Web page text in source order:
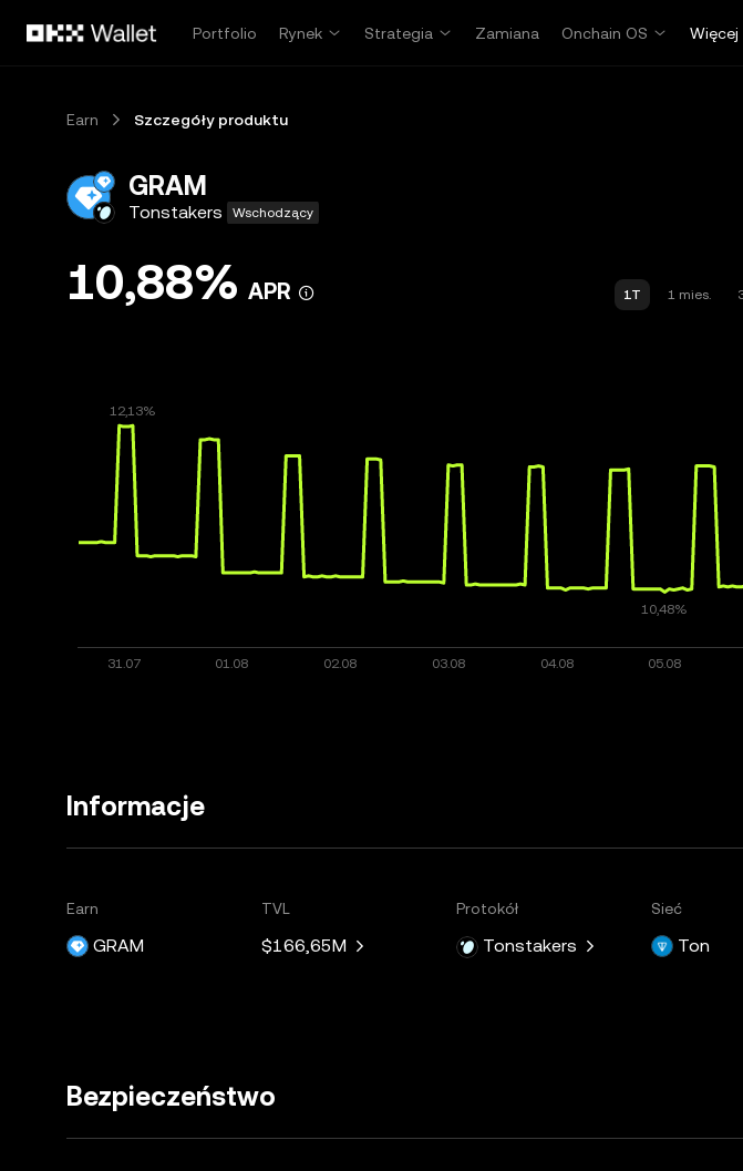
Portfolio
Rynek Strategia Zamiana Onchain OS Więcej
Earn Szczegóły produktu
GRAM
Tonstakers Wschodzący
10,88% APR 1T 1 mies.
Informacje
Earn
GRAM
TVL
$166,65M
Protokół
Tonstakers
Sieć
Ton
Bezpieczeństwo